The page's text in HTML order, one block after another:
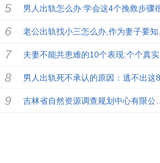
夫妻不能共患难的10个表现:个个真实